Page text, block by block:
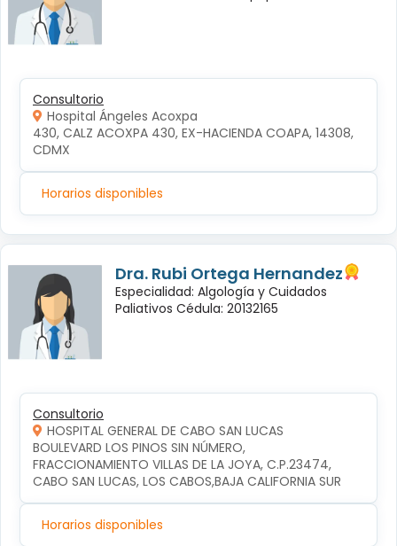
Consultorio
Hospital Ángeles Acoxpa
430, CALZ ACOXPA 430, EX-HACIENDA COAPA, 14308,
CDMX
Horarios disponibles
Dra. Rubi Ortega Hernandez
Especialidad: Algología y Cuidados
Paliativos Cédula: 20132165
Consultorio
HOSPITAL GENERAL DE CABO SAN LUCAS
BOULEVARD LOS PINOS SIN NÚMERO,
FRACCIONAMIENTO VILLAS DE LA JOYA, C.P.23474,
CABO SAN LUCAS, LOS CABOS,BAJA CALIFORNIA SUR
Horarios disponibles